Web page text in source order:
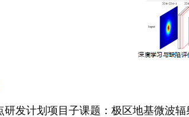
研发计划项目子课题：极区地基微波辐